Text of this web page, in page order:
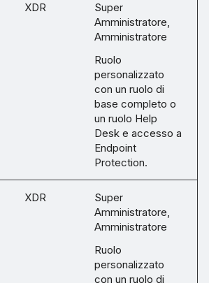
XDR
Super
Amministratore,
Amministratore
Ruolo
personalizzato
con un ruolo di
base completo o
un ruolo Help
Desk e accesso a
Endpoint
Protection.
XDR
Super
Amministratore,
Amministratore
Ruolo
personalizzato
con un ruolo di